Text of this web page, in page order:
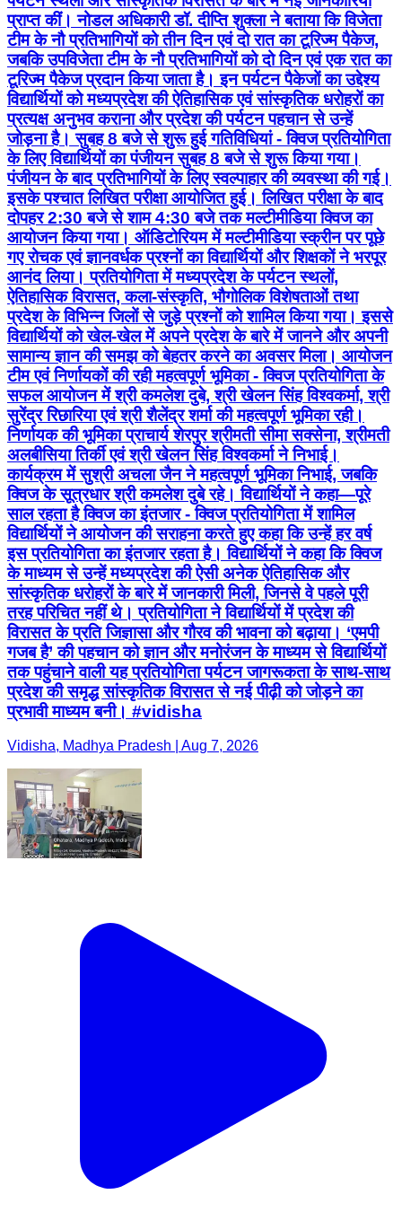
प्राप्त कीं। नोडल अधिकारी डॉ. दीप्ति शुक्ला ने बताया कि विजेता
टीम के नौ प्रतिभागियों को तीन दिन एवं दो रात का टूरिज्म पैकेज,
जबकि उपविजेता टीम के नौ प्रतिभागियों को दो दिन एवं एक रात का
टूरिज्म पैकेज प्रदान किया जाता है। इन पर्यटन पैकेजों का उद्देश्य
विद्यार्थियों को मध्यप्रदेश की ऐतिहासिक एवं सांस्कृतिक धरोहरों का
प्रत्यक्ष अनुभव कराना और प्रदेश की पर्यटन पहचान से उन्हें
जोड़ना है। सुबह 8 बजे से शुरू हुई गतिविधियां - क्विज प्रतियोगिता
के लिए विद्यार्थियों का पंजीयन सुबह 8 बजे से शुरू किया गया।
पंजीयन के बाद प्रतिभागियों के लिए स्वल्पाहार की व्यवस्था की गई।
इसके पश्चात लिखित परीक्षा आयोजित हुई। लिखित परीक्षा के बाद
दोपहर 2:30 बजे से शाम 4:30 बजे तक मल्टीमीडिया क्विज का
आयोजन किया गया। ऑडिटोरियम में मल्टीमीडिया स्क्रीन पर पूछे
गए रोचक एवं ज्ञानवर्धक प्रश्नों का विद्यार्थियों और शिक्षकों ने भरपूर
आनंद लिया। प्रतियोगिता में मध्यप्रदेश के पर्यटन स्थलों,
ऐतिहासिक विरासत, कला-संस्कृति, भौगोलिक विशेषताओं तथा
प्रदेश के विभिन्न जिलों से जुड़े प्रश्नों को शामिल किया गया। इससे
विद्यार्थियों को खेल-खेल में अपने प्रदेश के बारे में जानने और अपनी
सामान्य ज्ञान की समझ को बेहतर करने का अवसर मिला। आयोजन
टीम एवं निर्णायकों की रही महत्वपूर्ण भूमिका - क्विज प्रतियोगिता के
सफल आयोजन में श्री कमलेश दुबे, श्री खेलन सिंह विश्वकर्मा, श्री
सुरेंद्र रिछारिया एवं श्री शैलेंद्र शर्मा की महत्वपूर्ण भूमिका रही।
निर्णायक की भूमिका प्राचार्य शेरपुर श्रीमती सीमा सक्सेना, श्रीमती
अलबीसिया तिर्की एवं श्री खेलन सिंह विश्वकर्मा ने निभाई।
कार्यक्रम में सुश्री अचला जैन ने महत्वपूर्ण भूमिका निभाई, जबकि
क्विज के सूत्रधार श्री कमलेश दुबे रहे। विद्यार्थियों ने कहा—पूरे
साल रहता है क्विज का इंतजार - क्विज प्रतियोगिता में शामिल
विद्यार्थियों ने आयोजन की सराहना करते हुए कहा कि उन्हें हर वर्ष
इस प्रतियोगिता का इंतजार रहता है। विद्यार्थियों ने कहा कि क्विज
के माध्यम से उन्हें मध्यप्रदेश की ऐसी अनेक ऐतिहासिक और
सांस्कृतिक धरोहरों के बारे में जानकारी मिली, जिनसे वे पहले पूरी
तरह परिचित नहीं थे। प्रतियोगिता ने विद्यार्थियों में प्रदेश की
विरासत के प्रति जिज्ञासा और गौरव की भावना को बढ़ाया। ‘एमपी
गजब है’ की पहचान को ज्ञान और मनोरंजन के माध्यम से विद्यार्थियों
तक पहुंचाने वाली यह प्रतियोगिता पर्यटन जागरूकता के साथ-साथ
प्रदेश की समृद्ध सांस्कृतिक विरासत से नई पीढ़ी को जोड़ने का
प्रभावी माध्यम बनी। #vidisha
Vidisha, Madhya Pradesh | Aug 7, 2026